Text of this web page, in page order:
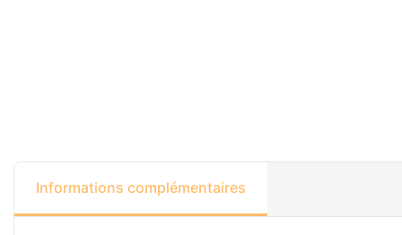
Informations complémentaires